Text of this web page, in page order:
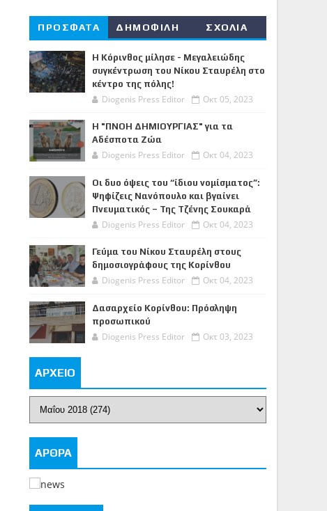
ΠΡΟΣΦΑΤΑ ΔΗΜΟΦΙΛΗ ΣΧΟΛΙΑ
Η Κόρινθος μίλησε - Μεγαλειώδης
συγκέντρωση του Νίκου Σταυρέλη στο
κέντρο της πόλης!
Diogenis Press Editor Οκτ 05, 2023
Η "ΠΝΟΗ ΔΗΜΙΟΥΡΓΙΑΣ" για τα
Αδέσποτα Ζώα
Diogenis Press Editor Οκτ 04, 2023
Οι δυο όψεις του “ίδιου νομίσματος”:
Ψηφίζεις Νανόπουλο και βγαίνει
Πνευματικός – Της Τζένης Σουκαρά
Diogenis Press Editor Οκτ 04, 2023
Γεύμα του Νίκου Σταυρέλη στους
δημοσιογράφους της Κορίνθου
Diogenis Press Editor Οκτ 04, 2023
Δασαρχείο Κορίνθου: Πρόσληψη
προσωπικού
Diogenis Press Editor Οκτ 03, 2023
ΑΡΧΕΙΟ
ΑΡΘΡΑ